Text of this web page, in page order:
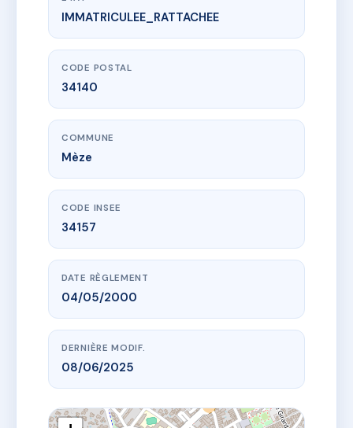
www.vme.plus/AE1858356
4 RUE MEDITERRANEE
4 r de la mediterranee
IMMATRICULEE_RATTACHEE
CODE POSTAL
34140
COMMUNE
Mèze
CODE INSEE
34157
DATE RÈGLEMENT
04/05/2000
DERNIÈRE MODIF.
08/06/2025